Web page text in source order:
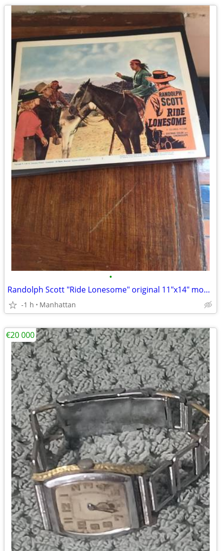
•
Randolph Scott "Ride Lonesome" original 11"x14" movie poster
-1 h Manhattan
€20 000